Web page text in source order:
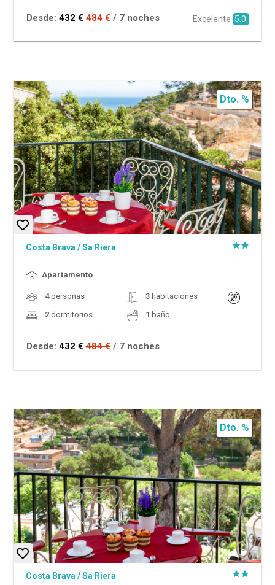
Desde: 432 € 484 € / 7 noches Excelente 5.0
Dto. %
Costa Brava /Sa Riera
Apartamento
4personas 3habitaciones
2dormitorios 1 baño
Desde: 432 € 484 € / 7 noches
Dto. %
Costa Brava /Sa Riera